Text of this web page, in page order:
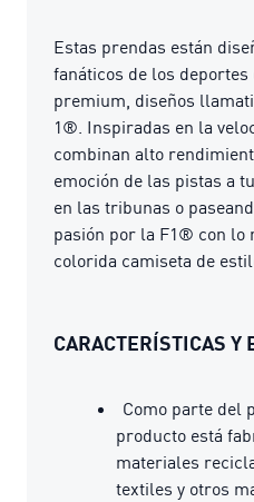
Estas prendas están
fanáticos de los
premium, diseños
1®. Inspiradas en la
combinan alto
emoción de las pistas a
en las tribunas o
pasión por la F1® con lo
colorida camiseta de
CARACTERÍSTICAS Y
Como parte del
producto está
materiales
textiles y otros